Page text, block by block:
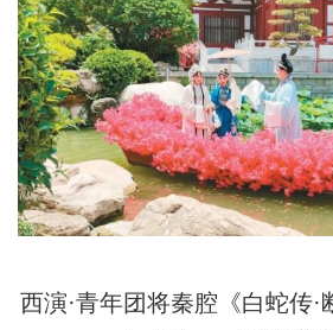
西演·青年团将秦腔《白蛇传